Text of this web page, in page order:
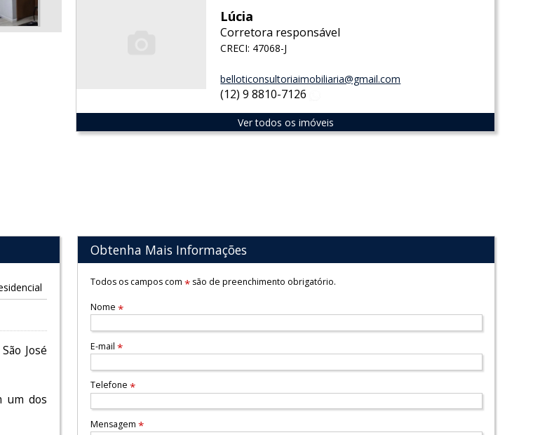
Lúcia
Corretora responsável
CRECI: 47068-J
belloticonsultoriaimobiliaria@gmail.com
(12) 9 8810-7126
Ver todos os imóveis
José
um dos
Obtenha Mais Informações
Todos os campos com *são de preenchimento obrigatório.
Nome *
E-mail *
Telefone *
Mensagem *